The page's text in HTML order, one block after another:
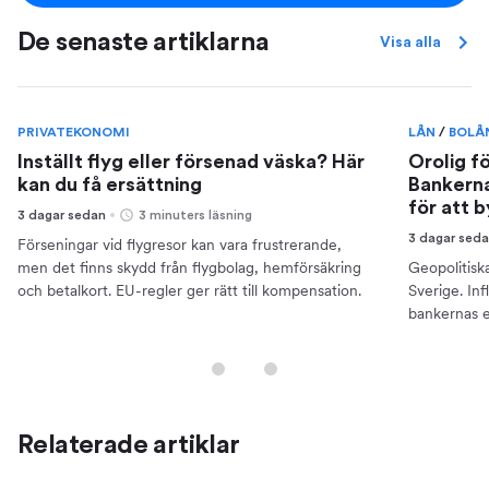
De senaste artiklarna Visa alla
PRIVATEKONOMI
Inställt flyg eller försenad väska? Här
kan du få ersättning
3 dagar sedan 3 minuters läsning
Förseningar vid flygresor kan vara frustrerande,
men det finns skydd från flygbolag, hemförsäkring
och betalkort. EU-regler ger rätt till kompensation.
LÅN/
Orolig
för att
3 dagar
Sverige.
bankernas
Relaterade artiklar